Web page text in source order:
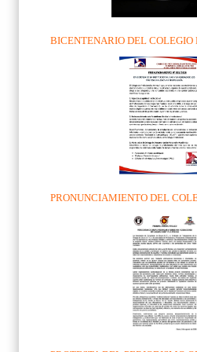
BICENTENARIO DEL COLEGIO
PRONUNCIAMIENTO DEL